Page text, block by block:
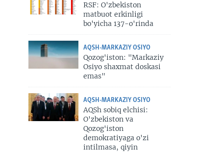
RSF: O'zbekiston
matbuot erkinligi
bo'yicha 137-o'rinda
AQSH-MARKAZIY OSIYO
Qozog'iston: "Markaziy
Osiyo shaxmat doskasi
emas"
AQSH-MARKAZIY OSIYO
AQSh sobiq elchisi:
O'zbekiston va
Qozog'iston
demokratiyaga o'zi
intilmasa, qiyin